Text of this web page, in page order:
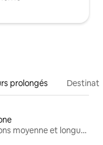
prolongés
Locations moyenne et longue durée